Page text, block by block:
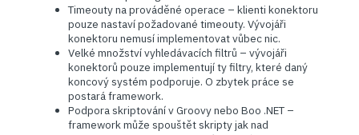
Timeouty na prováděné operace – klienti konektoru
pouze nastaví požadované timeouty. Vývojáři
konektoru nemusí implementovat vůbec nic.
Velké množství vyhledávacích filtrů – vývojáři
konektorů pouze implementují ty filtry, které daný
koncový systém podporuje. O zbytek práce se
postará framework.
Podpora skriptování v Groovy nebo Boo .NET –
framework může spouštět skripty jak nad